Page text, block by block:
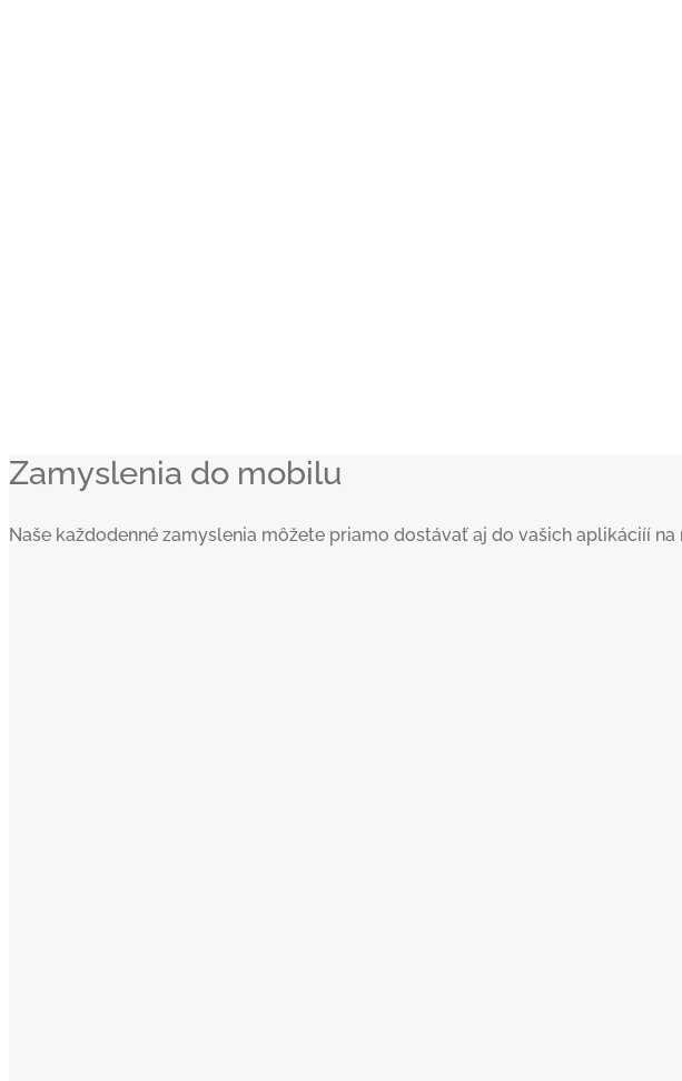
Zamyslenia do mobilu
Naše každodenné zamyslenia môžete priamo dostávať aj do vašich aplikáciíí